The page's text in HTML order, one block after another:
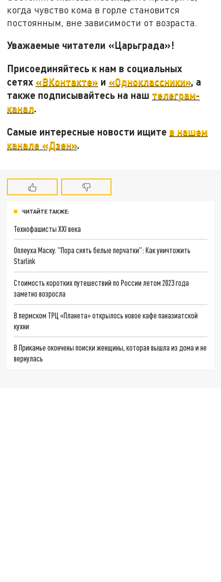
когда чувство кома в горле становится
постоянным, вне зависимости от возраста.
Уважаемые читатели «Царьграда»!
Присоединяйтесь к нам в социальных
сетях «ВКонтакте» и «Одноклассники», а
также подписывайтесь на наш телеграм-
канал.
Самые интересные новости ищите в нашем
канале «Дзен».
ЧИТАЙТЕ ТАКЖЕ:
Технофашисты XXI века
Оплеуха Маску. "Пора снять белые перчатки": Как уничтожить
Starlink
Стоимость коротких путешествий по России летом 2023 года
заметно возросла
В пермском ТРЦ «Планета» открылось новое кафе паназиатской
кухни
В Прикамье окончены поиски женщины, которая вышла из дома и не
вернулась